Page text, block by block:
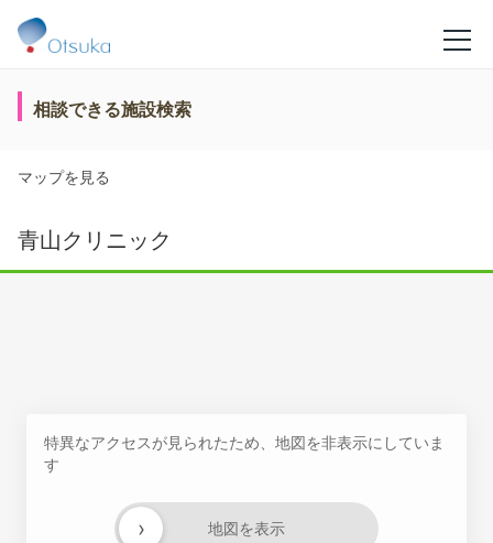
相談できる施設検索
マップを見る
青山クリニック
特異なアクセスが見られたため、地図を非表示にしていま
す
地図を表示
›